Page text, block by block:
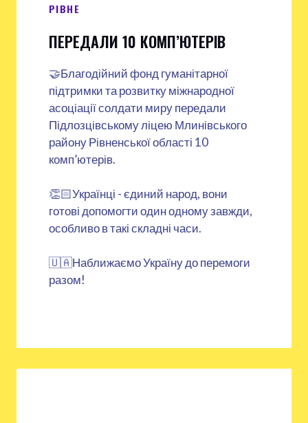
РІВНЕ
ПЕРЕДАЛИ 10 КОМП’ЮТЕРІВ
🤝Благодійний фонд гуманітарної
підтримки та розвитку міжнародної
асоціації солдати миру передали
Підлозцівському ліцею Млинівського
району Рівненської області 10
комп’ютерів.
👏🏻Українці - єдиний народ, вони
готові допомогти один одному завжди,
особливо в такі складні часи.
🇺🇦Наближаємо Україну до перемоги
разом!